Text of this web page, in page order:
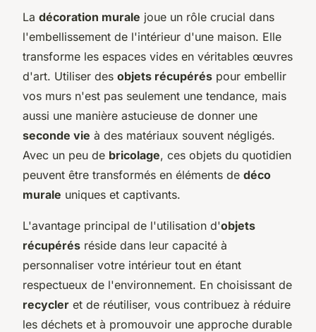
La décoration murale joue un rôle crucial dans
l'embellissement de l'intérieur d'une maison. Elle
transforme les espaces vides en véritables œuvres
d'art. Utiliser des objets récupérés pour embellir
vos murs n'est pas seulement une tendance, mais
aussi une manière astucieuse de donner une
seconde vie à des matériaux souvent négligés.
Avec un peu de bricolage, ces objets du quotidien
peuvent être transformés en éléments de déco
murale uniques et captivants.
L'avantage principal de l'utilisation d'objets
récupérés réside dans leur capacité à
personnaliser votre intérieur tout en étant
respectueux de l'environnement. En choisissant de
recycler et de réutiliser, vous contribuez à réduire
les déchets et à promouvoir une approche durable